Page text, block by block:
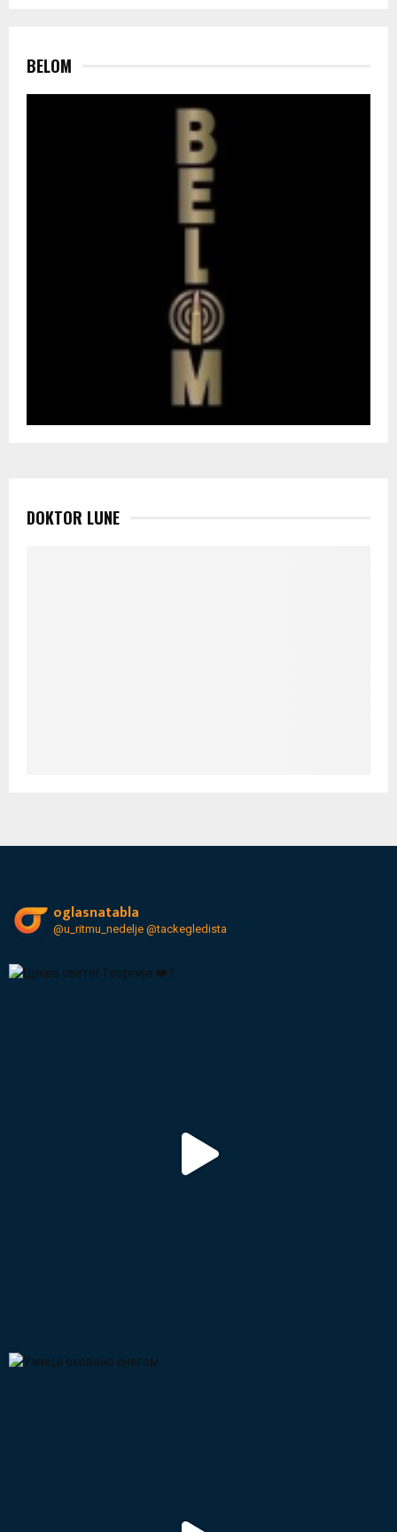
BELOM
DOKTOR LUNE
oglasnatabla
@u_ritmu_nedelje @tackegledista